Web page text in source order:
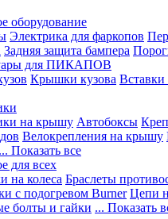
оборудование
Электрика для фаркопов
Задняя защита бампера
для ПИКАПОВ
Крышки кузова
на крышу Автобоксы
Велокрепления на крышу
... Показать все
для всех
на колеса Браслеты
с подогревом Burner Цепи
болты и гайки ... Показать